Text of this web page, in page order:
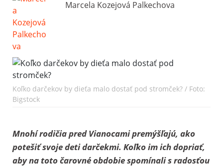
Marcela Kozejová Palkechova
Koľko darčekov by dieťa malo dostať pod stromček? / Foto:
Bigstock
Mnohí rodičia pred Vianocami premýšľajú, ako
potešiť svoje deti darčekmi. Koľko im ich dopriať,
aby na toto čarovné obdobie spomínali s radosťou